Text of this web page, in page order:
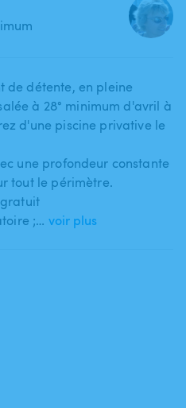
de détente​,​ en pleine
à 28° minimum d'avril à
d'une piscine privative le
une profondeur constante
tout le périmètre.
;… voir plus